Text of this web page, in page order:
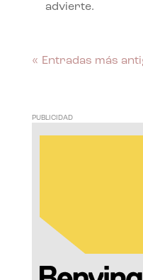
advierte.
« Entradas más
PUBLICIDAD